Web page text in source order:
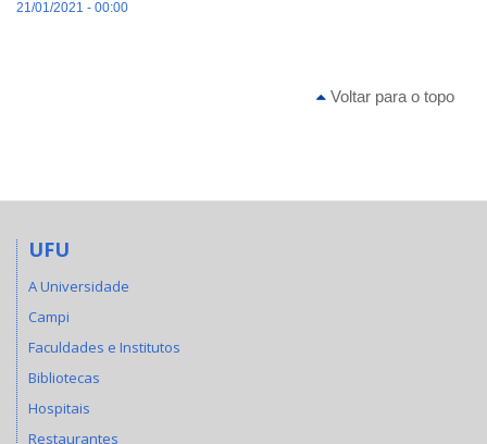
21/01/2021 - 00:00
Voltar para o topo
UFU
A Universidade
Campi
Faculdades e Institutos
Bibliotecas
Hospitais
Restaurantes